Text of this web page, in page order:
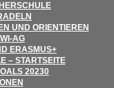
UND ORIENTIEREN
AG
ERASMUS+
– STARTSEITE
20230